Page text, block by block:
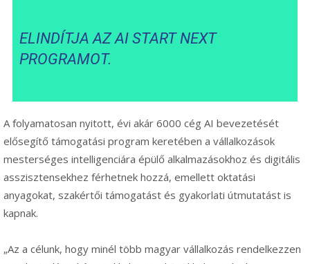
ELINDÍTJA AZ AI START NEXT
PROGRAMOT.
A folyamatosan nyitott, évi akár 6000 cég AI bevezetését
elősegítő támogatási program keretében a vállalkozások
mesterséges intelligenciára épülő alkalmazásokhoz és digitális
asszisztensekhez férhetnek hozzá, emellett oktatási
anyagokat, szakértői támogatást és gyakorlati útmutatást is
kapnak.
„Az a célunk, hogy minél több magyar vállalkozás rendelkezzen